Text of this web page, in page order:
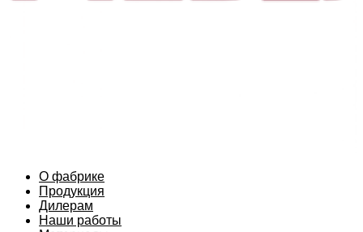
О фабрике
Продукция
Дилерам
Наши работы